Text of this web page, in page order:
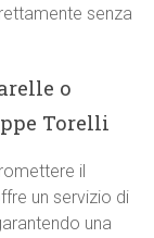
senza
o
Torelli
il
un servizio di
una